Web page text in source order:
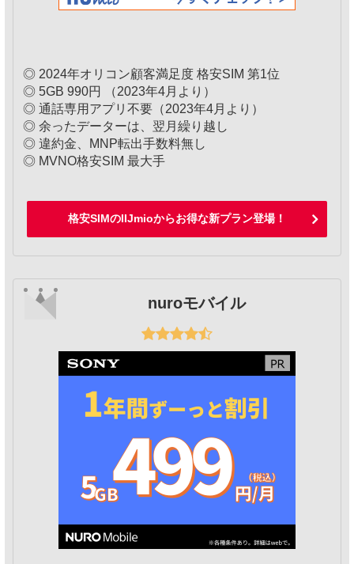
◎ 2024年オリコン顧客満足度 格安SIM 第1位
◎ 5GB 990円 （2023年4月より）
◎ 通話専用アプリ不要（2023年4月より）
◎ 余ったデーターは、翌月繰り越し
◎ 違約金、MNP転出手数料無し
◎ MVNO格安SIM 最大手
格安SIMのIIJmioからお得な新プラン登場！
nuroモバイル